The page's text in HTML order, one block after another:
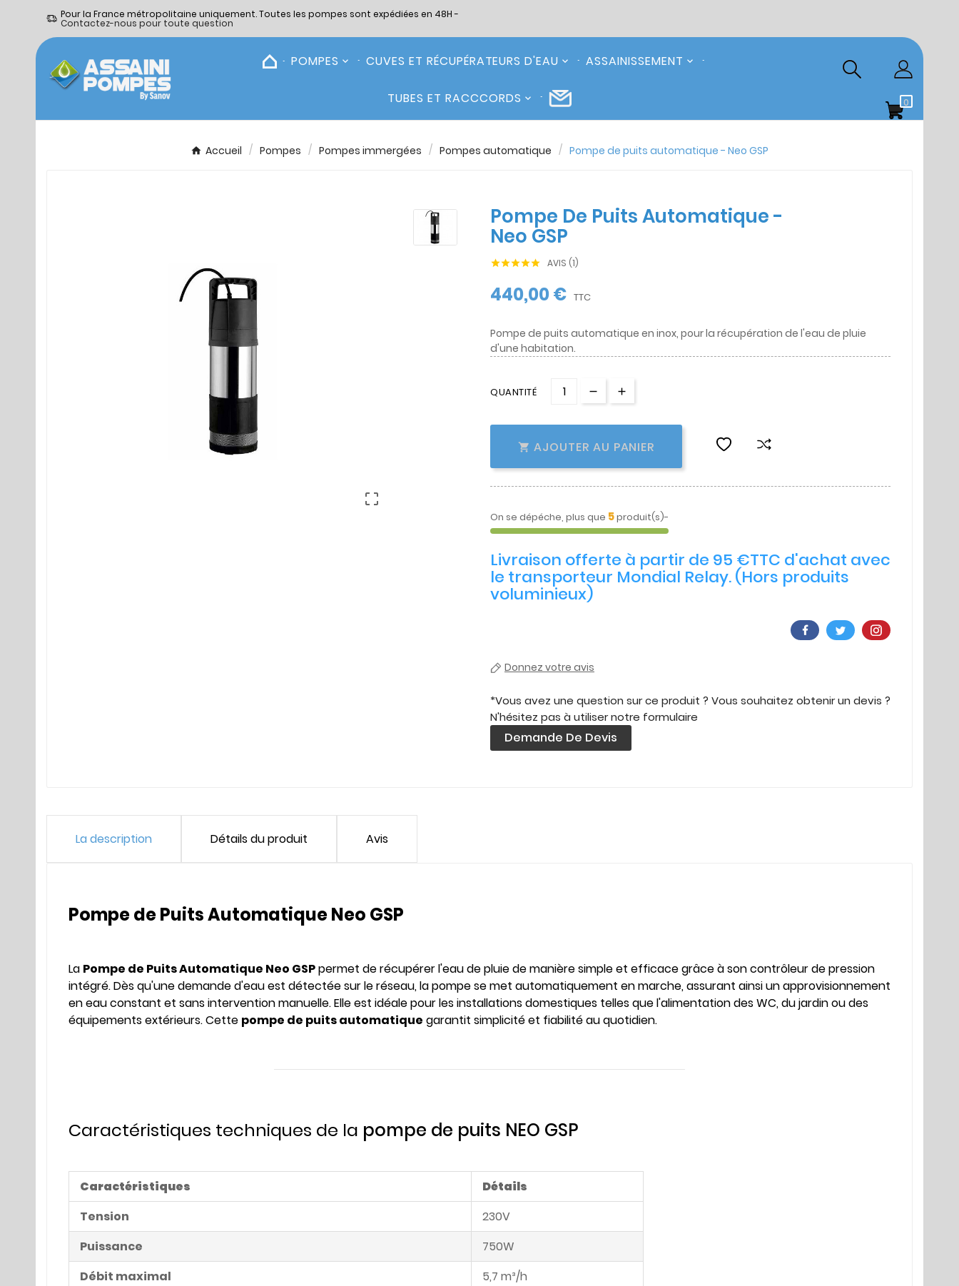
Pour la France métropolitaine uniquement. Toutes les pompes sont expédiées en 48H -
Contactez-nous pour toute question
POMPES CUVES ET RÉCUPÉRATEURS D'EAU ASSAINISSEMENT
TUBES ET RACCCORDS 0
Accueil Pompes Pompes immergées Pompes automatique Pompe de puits automatique - Neo GSP

Pompe De Puits Automatique -
Neo GSP
 AVIS (1)
440,00 € TTC
Pompe de puits automatique en inox, pour la récupération de l'eau de pluie
d'une habitation.
QUANTITÉ
 AJOUTER AU PANIER
On se dépéche, plus que 5produit(s)-
Livraison offerte à partir de 95 €TTC d'achat avec
le transporteur Mondial Relay. (Hors produits
voluminieux)
Donnez votre avis
*Vous avez une question sur ce produit ? Vous souhaitez obtenir un devis ?
N'hésitez pas à utiliser notre formulaire
Demande De Devis
La description Détails du produit Avis
Pompe de Puits Automatique Neo GSP
La Pompe de Puits Automatique Neo GSPpermet de récupérer l'eau de pluie de manière simple et efficace grâce à son contrôleur de pression
intégré. Dès qu'une demande d'eau est détectée sur le réseau, la pompe se met automatiquement en marche, assurant ainsi un approvisionnement
en eau constant et sans intervention manuelle. Elle est idéale pour les installations domestiques telles que l'alimentation des WC, du jardin ou des
équipements extérieurs. Cette pompe de puits automatique garantit simplicité et fiabilité au quotidien.
Caractéristiques techniques de la pompe de puits NEO GSP
Caractéristiques
Détails
Tension
230V
Puissance
750W
Débit maximal
5,7 m³/h